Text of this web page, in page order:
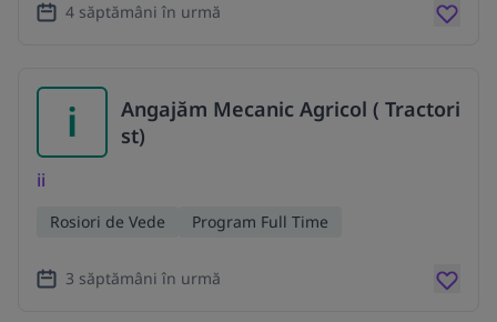
4 săptămâni în urmă
i
Angajăm Mecanic Agricol ( Tractori
st)
ii
Rosiori de Vede Program Full Time
3 săptămâni în urmă